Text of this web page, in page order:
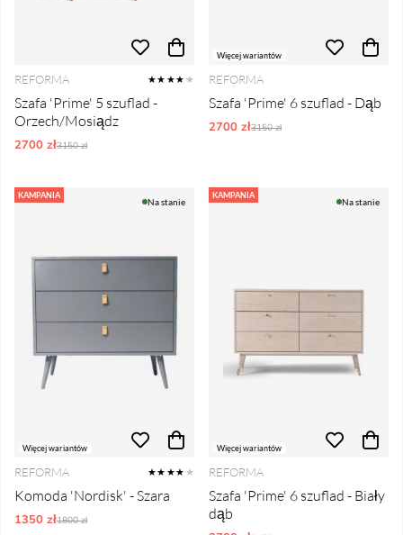
REFORMA ★★★★ ★
Szafa 'Prime' 5 szuflad -
Orzech/Mosiądz
2700 złOrdynarne ceny:
3150 zł
Więcej wariantów
REFORMA
Szafa 'Prime' 6 szuflad - Dąb
2700 złOrdynarne ceny:
3150 zł
KAMPANIA
Więcej wariantów
Na stanie
REFORMA ★★★★ ★
Komoda 'Nordisk' - Szara
1350 złOrdynarne ceny:
1800 zł
KAMPANIA
Więcej wariantów
Na stanie
REFORMA
Szafa 'Prime' 6 szuflad - Biały
dąb